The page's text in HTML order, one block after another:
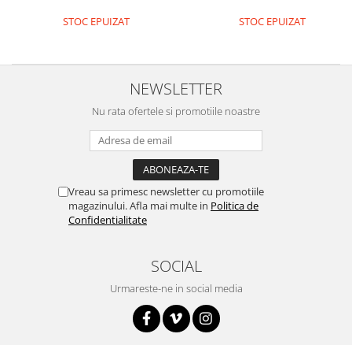
STOC EPUIZAT STOC EPUIZAT
NEWSLETTER
Nu rata ofertele si promotiile noastre
Vreau sa primesc newsletter cu promotiile
magazinului. Afla mai multe in Politica de
Confidentialitate
SOCIAL
Urmareste-ne in social media